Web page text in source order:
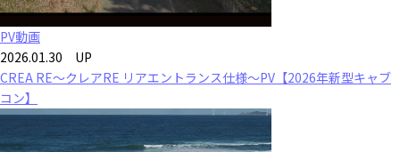
PV動画
2026.01.30 UP
CREA RE～クレアRE リアエントランス仕様～PV【2026年新型キャブ
コン】